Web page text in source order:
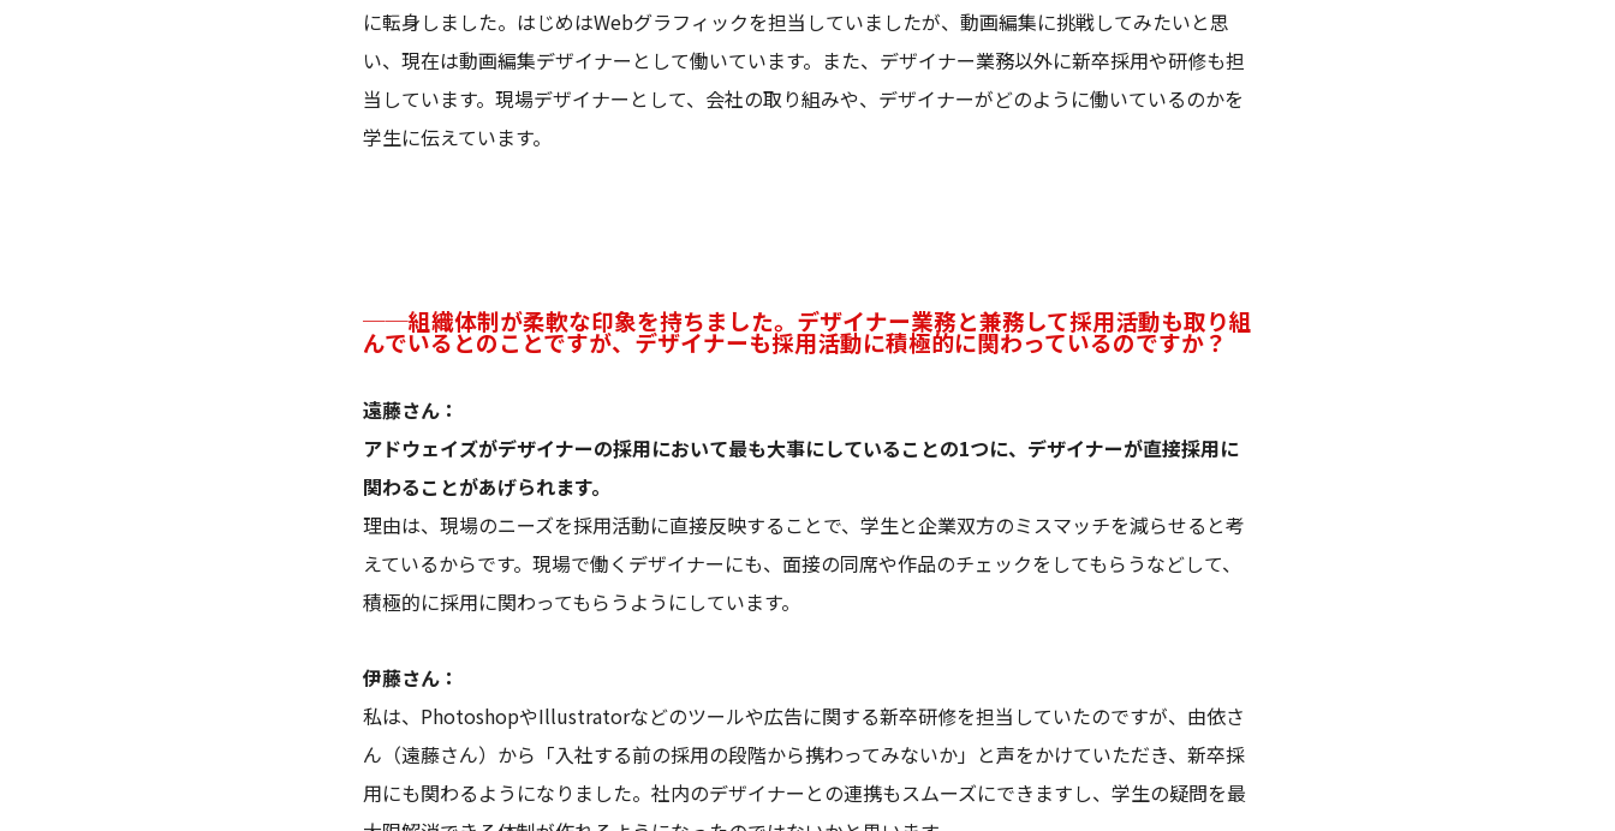
に転身しました。はじめはWebグラフィックを担当していましたが、動画編集に挑戦してみたいと思
い、現在は動画編集デザイナーとして働いています。また、デザイナー業務以外に新卒採用や研修も担
当しています。現場デザイナーとして、会社の取り組みや、デザイナーがどのように働いているのかを
学生に伝えています。
──組織体制が柔軟な印象を持ちました。デザイナー業務と兼務して採用活動も取り組
んでいるとのことですが、デザイナーも採用活動に積極的に関わっているのですか？
遠藤さん：
アドウェイズがデザイナーの採用において最も大事にしていることの1つに、デザイナーが直接採用に
関わることがあげられます。
理由は、現場のニーズを採用活動に直接反映することで、学生と企業双方のミスマッチを減らせると考
えているからです。現場で働くデザイナーにも、面接の同席や作品のチェックをしてもらうなどして、
積極的に採用に関わってもらうようにしています。
伊藤さん：
私は、PhotoshopやIllustratorなどのツールや広告に関する新卒研修を担当していたのですが、由依さ
ん（遠藤さん）から「入社する前の採用の段階から携わってみないか」と声をかけていただき、新卒採
用にも関わるようになりました。社内のデザイナーとの連携もスムーズにできますし、学生の疑問を最